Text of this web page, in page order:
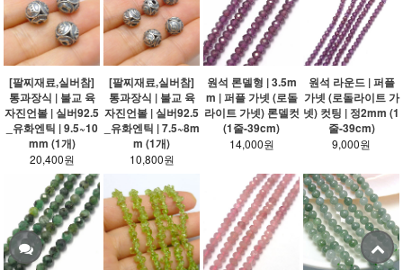
[팔찌재료,실버참]
통과장식 | 불교 육
자진언볼 | 실버92.5
_유화엔틱 | 9.5~10
mm (1개)
20,400원
[팔찌재료,실버참]
통과장식 | 불교 육
자진언볼 | 실버92.5
_유화엔틱 | 7.5~8m
m (1개)
10,800원
원석 론델형 | 3.5m
m | 퍼플 가넷 (로돌
라이트 가넷) 론델컷
(1줄-39cm)
14,000원
원석 라운드 | 퍼플
가넷 (로돌라이트 가
넷) 컷팅 | 정2mm (1
줄-39cm)
9,000원